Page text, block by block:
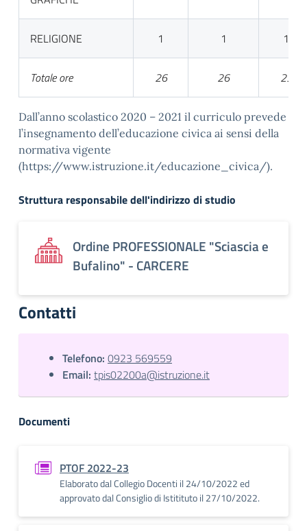
RELIGIONE 1 1 1
Totale ore 26 26 23
Dall’anno scolastico 2020 – 2021 il curriculo prevede
l’insegnamento dell’educazione civica ai sensi della
normativa vigente
(https://www.istruzione.it/educazione_civica/).
Struttura responsabile dell'indirizzo di studio
Ordine PROFESSIONALE "Sciascia e
Bufalino" - CARCERE
Contatti
Telefono: 0923 569559
Email: tpis02200a@istruzione.it
Documenti
PTOF 2022-23
Elaborato dal Collegio Docenti il 24/10/2022 ed
approvato dal Consiglio di Istitituto il 27/10/2022.